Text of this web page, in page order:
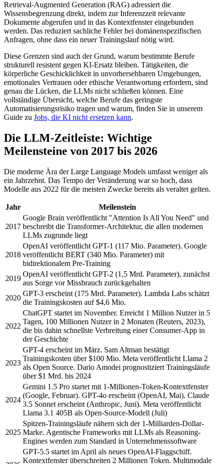
Retrieval-Augmented Generation (RAG) adressiert die
Wissensbegrenzung direkt, indem zur Inferenzzeit relevante
Dokumente abgerufen und in das Kontextfenster eingebunden
werden. Das reduziert sachliche Fehler bei domänenspezifischen
Anfragen, ohne dass ein neuer Trainingslauf nötig wird.
Diese Grenzen sind auch der Grund, warum bestimmte Berufe
strukturell resistent gegen KI-Ersatz bleiben. Tätigkeiten, die
körperliche Geschicklichkeit in unvorhersehbaren Umgebungen,
emotionales Vertrauen oder ethische Verantwortung erfordern, sind
genau die Lücken, die LLMs nicht schließen können. Eine
vollständige Übersicht, welche Berufe das geringste
Automatisierungsrisiko tragen und warum, finden Sie in unserem
Guide zu Jobs, die KI nicht ersetzen kann.
Die LLM-Zeitleiste: Wichtige
Meilensteine von 2017 bis 2026
Die moderne Ära der Large Language Models umfasst weniger als
ein Jahrzehnt. Das Tempo der Veränderung war so hoch, dass
Modelle aus 2022 für die meisten Zwecke bereits als veraltet gelten.
Jahr Meilenstein
2017
Google Brain veröffentlicht "Attention Is All You Need" und
beschreibt die Transformer-Architektur, die allen modernen
LLMs zugrunde liegt
2018
OpenAI veröffentlicht GPT-1 (117 Mio. Parameter). Google
veröffentlicht BERT (340 Mio. Parameter) mit
bidirektionalem Pre-Training
2019
OpenAI veröffentlicht GPT-2 (1,5 Mrd. Parameter), zunächst
aus Sorge vor Missbrauch zurückgehalten
2020
GPT-3 erscheint (175 Mrd. Parameter). Lambda Labs schätzt
die Trainingskosten auf $4,6 Mio.
2022
ChatGPT startet im November. Erreicht 1 Million Nutzer in 5
Tagen, 100 Millionen Nutzer in 2 Monaten (Reuters, 2023),
die bis dahin schnellste Verbreitung einer Consumer-App in
der Geschichte
2023
GPT-4 erscheint im März. Sam Altman bestätigt
Trainingskosten über $100 Mio. Meta veröffentlicht Llama 2
als Open Source. Dario Amodei prognostiziert Trainingsläufe
über $1 Mrd. bis 2024
2024
Gemini 1.5 Pro startet mit 1-Millionen-Token-Kontextfenster
(Google, Februar). GPT-4o erscheint (OpenAI, Mai). Claude
3.5 Sonnet erscheint (Anthropic, Juni). Meta veröffentlicht
Llama 3.1 405B als Open-Source-Modell (Juli)
2025
Spitzen-Trainingsläufe nähern sich der 1-Milliarden-Dollar-
Marke. Agentische Frameworks mit LLMs als Reasoning-
Engines werden zum Standard in Unternehmenssoftware
GPT-5.5 startet im April als neues OpenAI-Flaggschiff.
Kontextfenster überschreiten 2 Millionen Token. Multimodale